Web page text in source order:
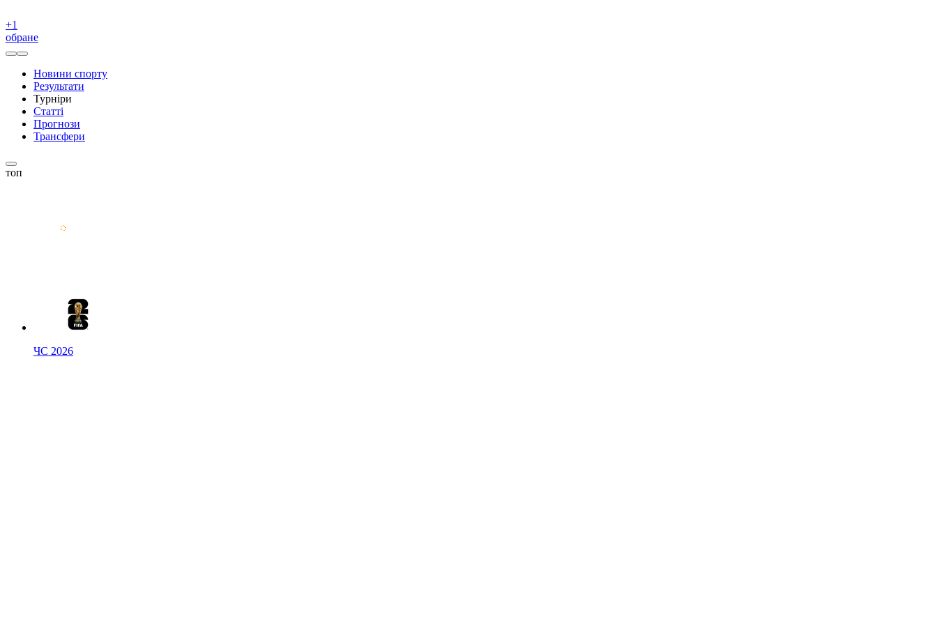
+1
обране
Новини спорту
Результати
Турніри
Статті
Прогнози
Трансфери
топ
ЧС 2026